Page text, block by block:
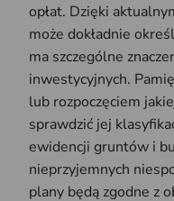
opłat. Dzięki
może dokładnie
ma szczególne
inwestycyjnych.
lub rozpoczęciem
sprawdzić jej
ewidencji gruntów i
nieprzyjemnych
plany będą zgodne z